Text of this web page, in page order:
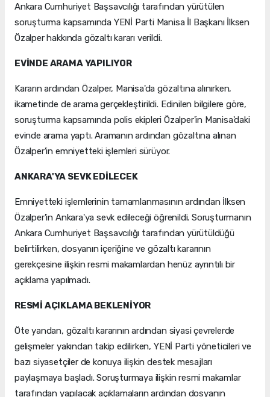
Ankara Cumhuriyet Başsavcılığı tarafından yürütülen
soruşturma kapsamında YENİ Parti Manisa İl Başkanı İlksen
Özalper hakkında gözaltı kararı verildi.
EVİNDE ARAMA YAPILIYOR
Kararın ardından Özalper, Manisa'da gözaltına alınırken,
ikametinde de arama gerçekleştirildi. Edinilen bilgilere göre,
soruşturma kapsamında polis ekipleri Özalper'in Manisa'daki
evinde arama yaptı. Aramanın ardından gözaltına alınan
Özalper'in emniyetteki işlemleri sürüyor.
ANKARA'YA SEVK EDİLECEK
Emniyetteki işlemlerinin tamamlanmasının ardından İlksen
Özalper'in Ankara'ya sevk edileceği öğrenildi. Soruşturmanın
Ankara Cumhuriyet Başsavcılığı tarafından yürütüldüğü
belirtilirken, dosyanın içeriğine ve gözaltı kararının
gerekçesine ilişkin resmi makamlardan henüz ayrıntılı bir
açıklama yapılmadı.
RESMİ AÇIKLAMA BEKLENİYOR
Öte yandan, gözaltı kararının ardından siyasi çevrelerde
gelişmeler yakından takip edilirken, YENİ Parti yöneticileri ve
bazı siyasetçiler de konuya ilişkin destek mesajları
paylaşmaya başladı. Soruşturmaya ilişkin resmi makamlar
tarafından yapılacak açıklamaların ardından dosyanın